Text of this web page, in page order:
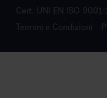
Cert. UNI EN ISO
Termini e Condizioni